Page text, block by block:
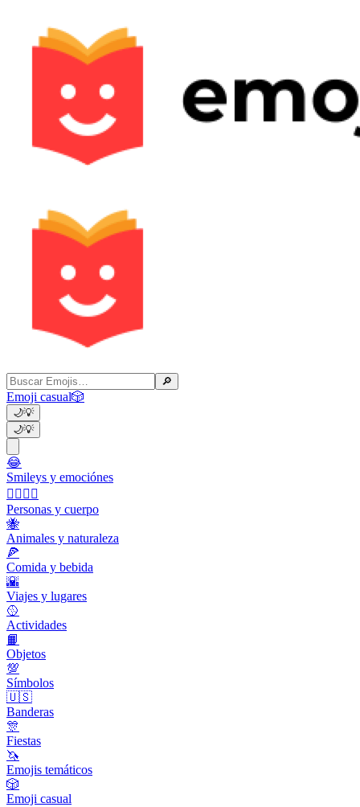
🔎
Emoji casual🎲
🌙💡
🌙💡
😂
Smileys y emociónes
👩‍❤️‍💋‍👨
Personas y cuerpo
🐝
Animales y naturaleza
🍕
Comida y bebida
🌇
Viajes y lugares
🥎
Actividades
📙
Objetos
💯
Símbolos
🇺🇸
Banderas
🎊
Fiestas
🦄
Emojis temáticos
🎲
Emoji casual